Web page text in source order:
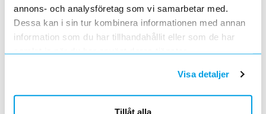
annons- och analysföretag som vi samarbetar med.
Dessa kan i sin tur kombinera informationen med annan
information som du har tillhandahållit eller som de har
samlat in när du har använt deras tjänster.
Visa detaljer
Tillåt alla
ST Lägg i kundvagn
FOGSPRUTA XL
ArtNr 1665654
Varumärke TRADEFORCE
Fogspruta XL
PATRONPISTOL BRANDSKYDDSSKUM